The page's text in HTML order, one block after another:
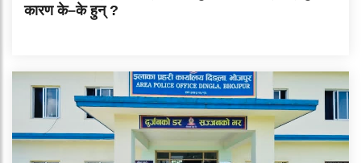
कारण के–के हुन् ?